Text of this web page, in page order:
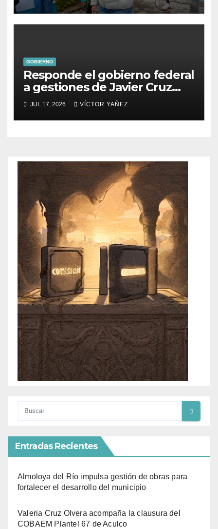
turismo en Ixtapan de la Sal
GOBIERNO
Responde el gobierno federal
a gestiones de Javier Cruz
Jaramillo
JUL 17, 2026 VÍCTOR YAÑEZ
Entradas Recientes
Almoloya del Río impulsa gestión de obras para
fortalecer el desarrollo del municipio
Valeria Cruz Olvera acompaña la clausura del
COBAEM Plantel 67 de Aculco